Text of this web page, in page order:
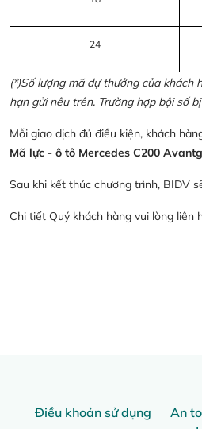
24
(*)Số lượng mã dự thưởng của
hạn gửi nêu trên. Trường hợp bội số
Mỗi giao dịch đủ điều kiện, khách
Mã lực - ô tô Mercedes C200
Sau khi kết thúc chương trình, BIDV
Chi tiết Quý khách hàng vui lòng liên
Điều khoản sử dụng An